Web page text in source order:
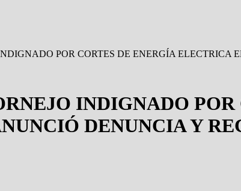
POR CORTES DE ENERGÍA
INDIGNADO
DENUNCIA Y